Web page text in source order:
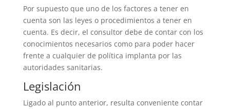
Por supuesto que uno de los factores a tener en
cuenta son las leyes o procedimientos a tener en
cuenta. Es decir, el consultor debe de contar con los
conocimientos necesarios como para poder hacer
frente a cualquier de política implanta por las
autoridades sanitarias.
Legislación
Ligado al punto anterior, resulta conveniente contar